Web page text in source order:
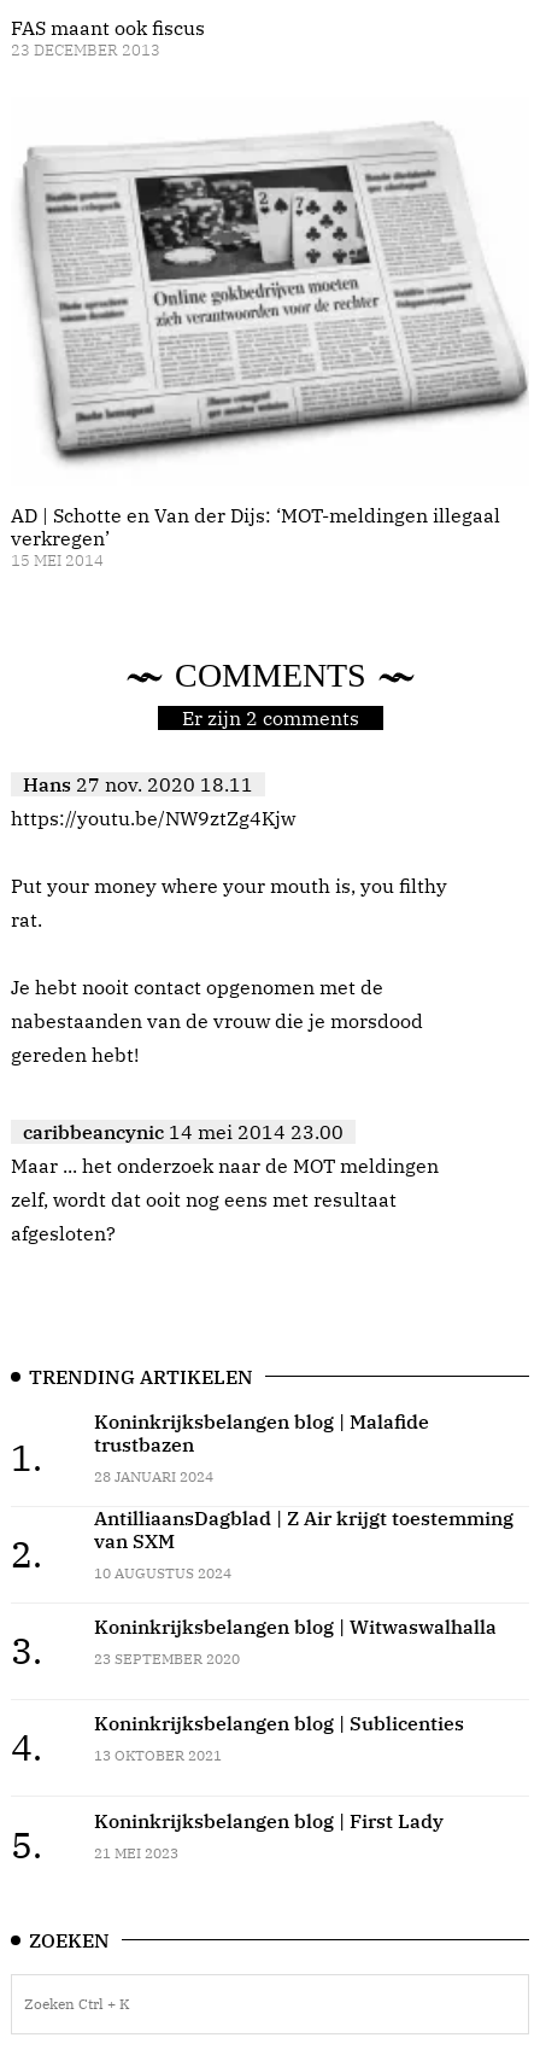
FAS maant ook fiscus
23 DECEMBER 2013
AD | Schotte en Van der Dijs: ‘MOT-meldingen illegaal
verkregen’
15 MEI 2014
COMMENTS
Er zijn 2 comments
Hans 27 nov. 2020 18.11
https://youtu.be/NW9ztZg4Kjw
Put your money where your mouth is, you filthy
rat.
Je hebt nooit contact opgenomen met de
nabestaanden van de vrouw die je morsdood
gereden hebt!
caribbeancynic 14 mei 2014 23.00
Maar ... het onderzoek naar de MOT meldingen
zelf, wordt dat ooit nog eens met resultaat
afgesloten?
TRENDING ARTIKELEN
1.
Koninkrijksbelangen blog | Malafide
trustbazen
28 JANUARI 2024
2.
AntilliaansDagblad | Z Air krijgt toestemming
van SXM
10 AUGUSTUS 2024
3.
Koninkrijksbelangen blog | Witwaswalhalla
23 SEPTEMBER 2020
4.
Koninkrijksbelangen blog | Sublicenties
13 OKTOBER 2021
5.
Koninkrijksbelangen blog | First Lady
21 MEI 2023
ZOEKEN